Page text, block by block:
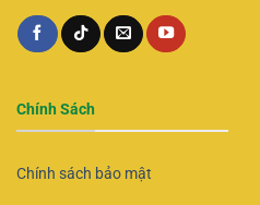
Chính Sách
Chính sách bảo mật